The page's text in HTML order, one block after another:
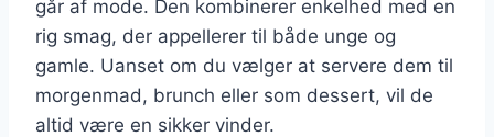
går af mode. Den kombinerer enkelhed med en
rig smag, der appellerer til både unge og
gamle. Uanset om du vælger at servere dem til
morgenmad, brunch eller som dessert, vil de
altid være en sikker vinder.